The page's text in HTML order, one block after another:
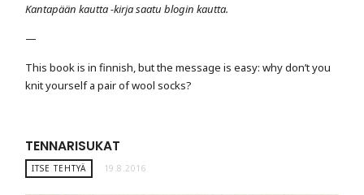
Kantapään kautta -kirja saatu blogin kautta.
—
This book is in finnish, but the message is easy: why don’t you
knit yourself a pair of wool socks?
TENNARISUKAT
ITSE TEHTYÄ 19.8.2016